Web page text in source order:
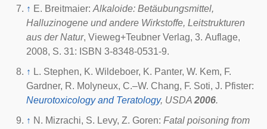
↑ E. Breitmaier: Alkaloide: Betäubungsmittel,
Halluzinogene und andere Wirkstoffe, Leitstrukturen
aus der Natur, Vieweg+Teubner Verlag, 3. Auflage,
2008, S. 31: ISBN 3-8348-0531-9.
↑ L. Stephen, K. Wildeboer, K. Panter, W. Kem, F.
Gardner, R. Molyneux, C.–W. Chang, F. Soti, J. Pfister:
Neurotoxicology and Teratology, USDA 2006.
↑ N. Mizrachi, S. Levy, Z. Goren: Fatal poisoning from